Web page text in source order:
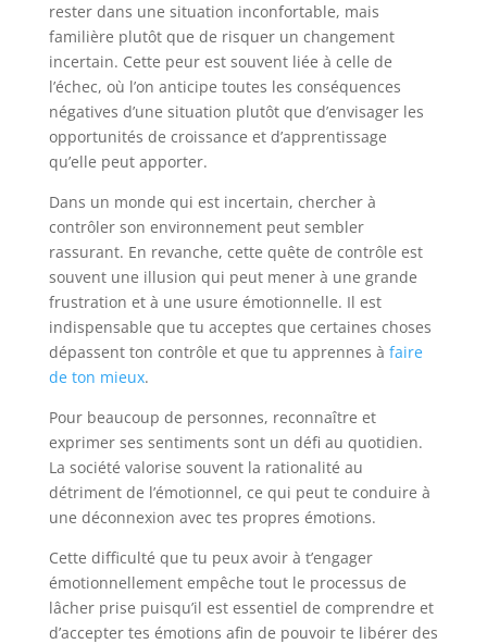
rester dans une situation inconfortable, mais
familière plutôt que de risquer un changement
incertain. Cette peur est souvent liée à celle de
l’échec, où l’on anticipe toutes les conséquences
négatives d’une situation plutôt que d’envisager les
opportunités de croissance et d’apprentissage
qu’elle peut apporter.
Dans un monde qui est incertain, chercher à
contrôler son environnement peut sembler
rassurant. En revanche, cette quête de contrôle est
souvent une illusion qui peut mener à une grande
frustration et à une usure émotionnelle. Il est
indispensable que tu acceptes que certaines choses
dépassent ton contrôle et que tu apprennes à faire
de ton mieux.
Pour beaucoup de personnes, reconnaître et
exprimer ses sentiments sont un défi au quotidien.
La société valorise souvent la rationalité au
détriment de l’émotionnel, ce qui peut te conduire à
une déconnexion avec tes propres émotions.
Cette difficulté que tu peux avoir à t’engager
émotionnellement empêche tout le processus de
lâcher prise puisqu’il est essentiel de comprendre et
d’accepter tes émotions afin de pouvoir te libérer des